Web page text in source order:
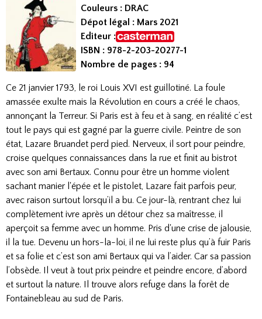
Couleurs : DRAC
Dépot légal : Mars 2021
Editeur :
ISBN : 978-2-203-20277-1
Nombre de pages : 94
Ce 21 janvier 1793, le roi Louis XVI est guillotiné. La foule
amassée exulte mais la Révolution en cours a créé le chaos,
annonçant la Terreur. Si Paris est à feu et à sang, en réalité c’est
tout le pays qui est gagné par la guerre civile. Peintre de son
état, Lazare Bruandet perd pied. Nerveux, il sort pour peindre,
croise quelques connaissances dans la rue et finit au bistrot
avec son ami Bertaux. Connu pour être un homme violent
sachant manier l'épée et le pistolet, Lazare fait parfois peur,
avec raison surtout lorsqu’il a bu. Ce jour-là, rentrant chez lui
complètement ivre après un détour chez sa maîtresse, il
aperçoit sa femme avec un homme. Pris d'une crise de jalousie,
il la tue. Devenu un hors-la-loi, il ne lui reste plus qu’à fuir Paris
et sa folie et c’est son ami Bertaux qui va l’aider. Car sa passion
l’obsède. Il veut à tout prix peindre et peindre encore, d’abord
et surtout la nature. Il trouve alors refuge dans la forêt de
Fontainebleau au sud de Paris.